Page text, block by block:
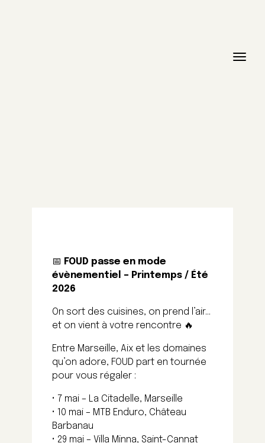
📅 FOUD passe en mode
évènementiel – Printemps / Été
2026
On sort des cuisines, on prend l’air…
et on vient à votre rencontre 🔥
Entre Marseille, Aix et les domaines
qu’on adore, FOUD part en tournée
pour vous régaler :
• 7 mai – La Citadelle, Marseille
• 10 mai – MTB Enduro, Château
Barbanau
• 29 mai – Villa Minna, Saint-Cannat